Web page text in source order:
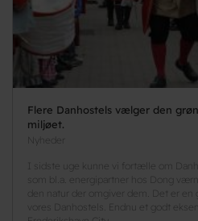
Flere Danhostels vælger den
miljøet.
I sidste uge kunne vi fortælle om
som bl.a. energipartner hos Dong
den natur der omgiver dem. Det er en
vores Danhostels. Endnu et godt